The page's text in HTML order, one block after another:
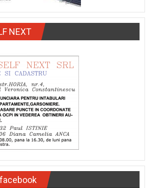
NEXT